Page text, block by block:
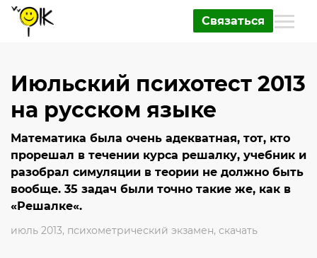
Связаться
Июльский психотест 2013
на русском языке
Математика была очень адекватная, тот, кто
прорешал в течении курса решалку, учебник и
разобрал симуляции в теории не должно быть
вообще. 35 задач были точно такие же, как в
«Решалке«.
июль 2013, психометрический экзамен, скачать